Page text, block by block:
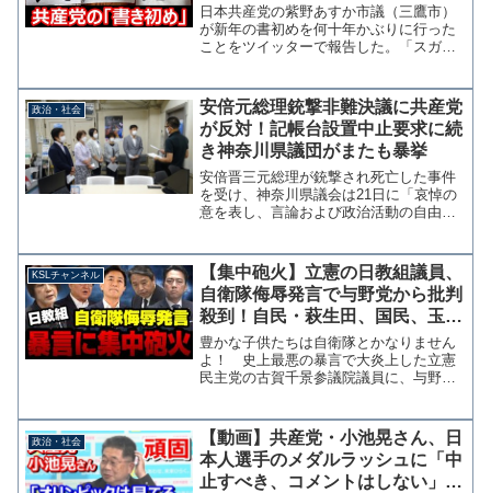
めに
日本共産党の紫野あすか市議（三鷹市）
が新年の書初めを何十年かぶりに行った
ことをツイッターで報告した。「スガ政
ったが、政権奪取の「権」の字が間違っ
ていることが指摘されたの...
政治・社会
安倍元総理銃撃非難決議に共産党
が反対！記帳台設置中止要求に続
き神奈川県議団がまたも暴挙
安倍晋三元総理が銃撃され死亡した事件
を受け、神奈川県議会は21日に「哀悼の
意を表し、言論および政治活動の自由を
れに反対する討論で「多様な考え方の県
民がいる中で、亡くなっ...
KSLチャンネル
【集中砲火】立憲の日教組議員、
自衛隊侮辱発言で与野党から批判
殺到！自民・萩生田、国民、玉木
と榛葉、小泉大臣が怒りの反論
【KSLチャンネル】
豊かな子供たちは自衛隊とかなりません
よ！ 史上最悪の暴言で大炎上した立憲
民主党の古賀千景参議院議員に、与野党
代行、国民民主党の玉木雄一郎代表、外
交防衛委員会で国民民主...
政治・社会
【動画】共産党・小池晃さん、日
本人選手のメダルラッシュに「中
止すべき、コメントはしない」テ